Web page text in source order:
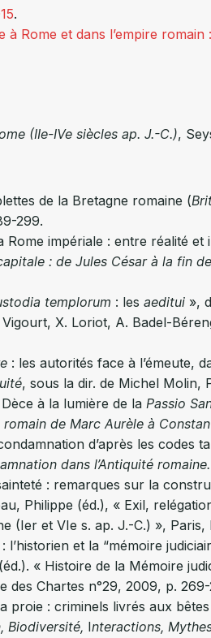
.
à Rome et dans l’empire
(IIe-IVe siècles ap. J.-C.),
de la Bretagne romaine (
299.
Rome impériale : entre réalité
: de Jules César à la fin
templorum : les aeditui »,
Vigourt, X. Loriot, A. Badel-
: les autorités face à l’émeute,
, sous la dir. de Michel Molin,
à la lumière de la Passio
romain de Marc Aurèle à
d’après les codes
dans l’Antiquité
: remarques sur la
Philippe (éd.), « Exil,
(Ier et VIe s. ap. J.-C.) »,
l’historien et la “mémoire
« Histoire de la Mémoire
des Chartes n°29, 2009, p.
proie : criminels livrés aux
Biodiversité, Interactions,